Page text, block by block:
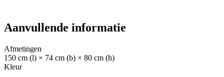
Aanvullende informatie
Afmetingen
150 cm (l) × 74 cm (b) × 80 cm (h)
Kleur